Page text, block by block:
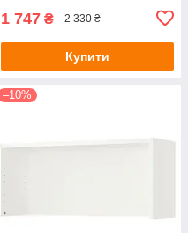
1 747 ₴ 2 330 ₴
Купити
–10%